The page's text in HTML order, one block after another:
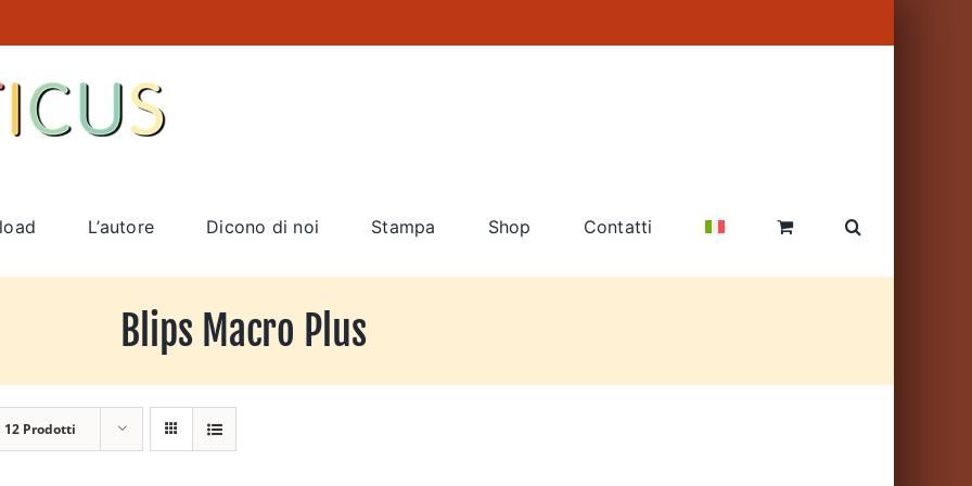
L’autore Dicono di noi Stampa Shop Contatti
Blips Macro Plus
12 Prodotti